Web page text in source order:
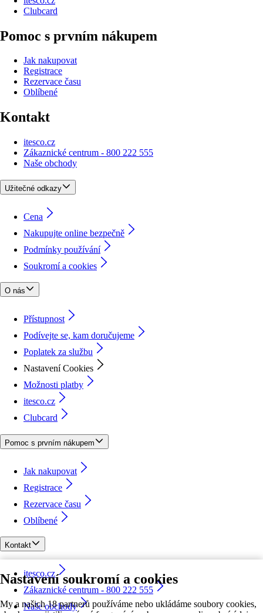
Nastavení soukromí a cookies
My a našich 18 partnerů používáme nebo ukládáme soubory cookies,
Clubcard
Pomoc s prvním nákupem
Jak nakupovat
Registrace
Rezervace času
Oblíbené
Kontakt
itesco.cz
Zákaznické centrum - 800 222 555
Naše obchody
Užitečné odkazy
Cena
Nakupujte online bezpečně
Podmínky používání
Soukromí a cookies
O nás
Přístupnost
Podívejte se, kam doručujeme
Poplatek za službu
Nastavení Cookies
Možnosti platby
itesco.cz
Clubcard
Pomoc s prvním nákupem
Jak nakupovat
Registrace
Rezervace času
Oblíbené
Kontakt
itesco.cz
Zákaznické centrum - 800 222 555
Naše obchody